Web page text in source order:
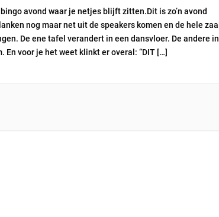
avond waar je netjes blijft zitten.Dit is zo’n avond
nog maar net uit de speakers komen en de hele zaal
De ene tafel verandert in een dansvloer. De andere in
En voor je het weet klinkt er overal: “DIT […]